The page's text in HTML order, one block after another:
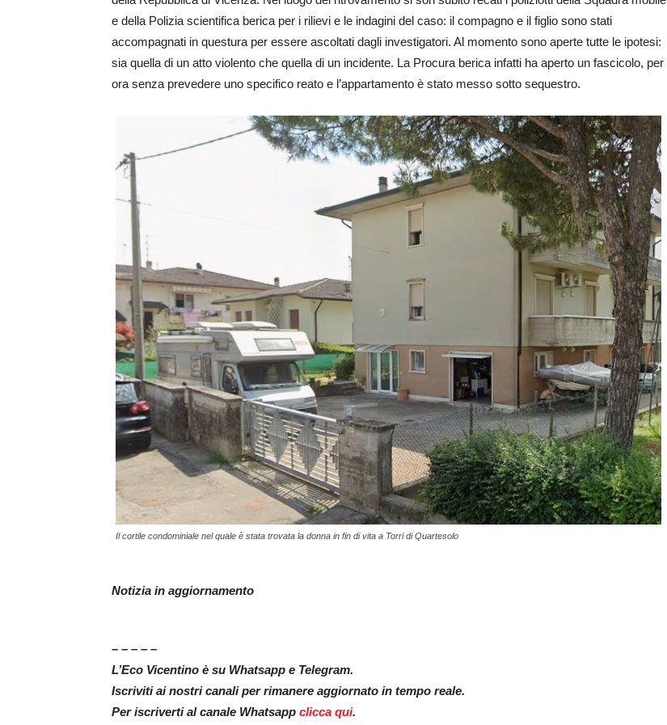
e della Polizia scientifica berica per i rilievi e le indagini del caso: il compagno e il figlio sono stati
accompagnati in questura per essere ascoltati dagli investigatori. Al momento sono aperte tutte le ipotesi:
sia quella di un atto violento che quella di un incidente. La Procura berica infatti ha aperto un fascicolo, per
ora senza prevedere uno specifico reato e l’appartamento è stato messo sotto sequestro.
Il cortile condominiale nel quale è stata trovata la donna in fin di vita a Torri di Quartesolo
Notizia in aggiornamento
– – – – –
L’Eco Vicentino è su Whatsapp e Telegram.
Iscriviti ai nostri canali per rimanere aggiornato in tempo reale.
Per iscriverti al canale Whatsapp clicca qui.